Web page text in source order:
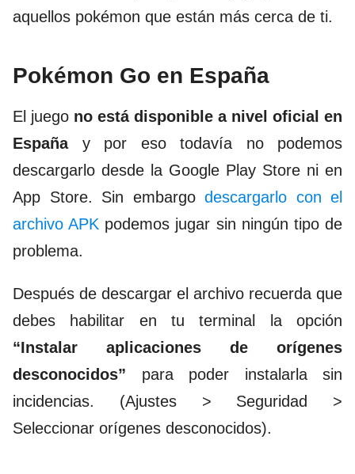
aquellos pokémon que están más cerca de ti.
Pokémon Go en España
El juego no está disponible a nivel oficial en
Españay por eso todavía no podemos
descargarlo desde la Google Play Store ni en
App Store. Sin embargo descargarlo con el
archivo APK podemos jugar sin ningún tipo de
problema.
Después de descargar el archivo recuerda que
debes habilitar en tu terminal la opción
“Instalar aplicaciones de orígenes
desconocidos” para poder instalarla sin
incidencias. (Ajustes > Seguridad >
Seleccionar orígenes desconocidos).